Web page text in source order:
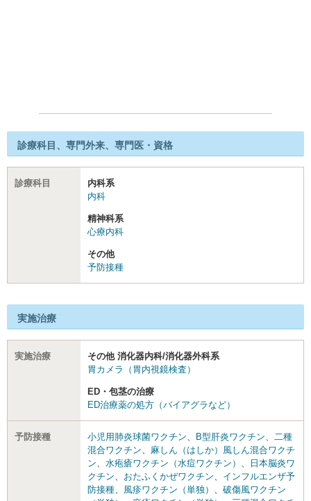
診療科目、専門外来、専門医・資格
診療科目
内科系
内科
精神科系
心療内科
その他
予防接種
実施治療
実施治療
その他 消化器内科/消化器外科系
胃カメラ（胃内視鏡検査）
ED・包茎の治療
ED治療薬の処方（バイアグラなど）
予防接種 小児用肺炎球菌ワクチン B型肝炎ワクチン
二種
混合ワクチン
麻しん（はしか）風しん混合ワクチ
ン
水疱瘡ワクチン（水痘ワクチン）
日本脳炎ワ
クチン
おたふくかぜワクチン
インフルエンザ予
防接種
風疹ワクチン（単独）
破傷風ワクチン